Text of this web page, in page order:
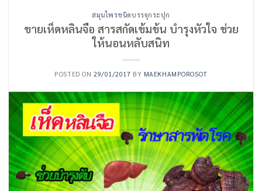
สมุนไพรชนิดบรรจุกระปุก
ขายเห็ดหลินจือ สารสกัดเข้มข้น บำรุงหัวใจ ช่วย
ให้นอนหลับสนิท
POSTED ON 29/01/2017 BY MAEKHAMPOROSOT